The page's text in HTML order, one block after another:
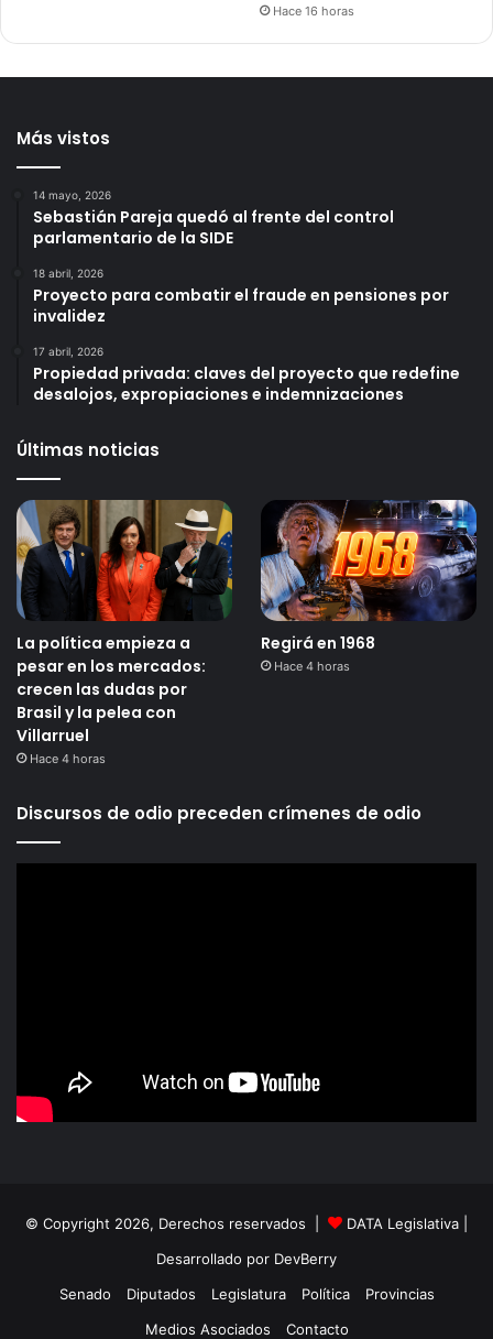
Hace 16 horas
Más vistos
14 mayo, 2026
Sebastián Pareja quedó al frente del control
parlamentario de la SIDE
18 abril, 2026
Proyecto para combatir el fraude en pensiones por
invalidez
17 abril, 2026
Propiedad privada: claves del proyecto que redefine
desalojos, expropiaciones e indemnizaciones
Últimas noticias
La política empieza a
pesar en los mercados:
crecen las dudas por
Brasil y la pelea con
Villarruel
Hace 4 horas
Regirá en 1968
Hace 4 horas
Discursos de odio preceden crímenes de odio
© Copyright 2026, Derechos reservados | DATA Legislativa
Desarrollado por DevBerry
Senado
Diputados Legislatura Política
Provincias
Medios Asociados
Contacto